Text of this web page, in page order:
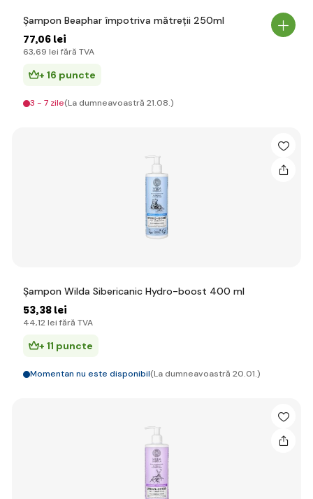
Șampon Beaphar împotriva mătreții 250ml
77,06 lei
63,69 lei fără TVA
+ 16 puncte
3 - 7 zile(La dumneavoastră 21.08.)
Șampon Wilda Sibericanic Hydro-boost 400 ml
53,38 lei
44,12 lei fără TVA
+ 11 puncte
Momentan nu este disponibil(La dumneavoastră 20.01.)